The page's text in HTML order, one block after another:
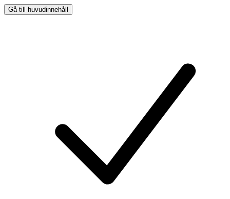
Gå till huvudinnehåll